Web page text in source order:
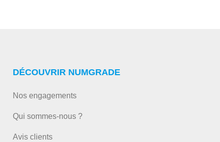
DÉCOUVRIR NUMGRADE
Nos engagements
Qui sommes-nous ?
Avis clients